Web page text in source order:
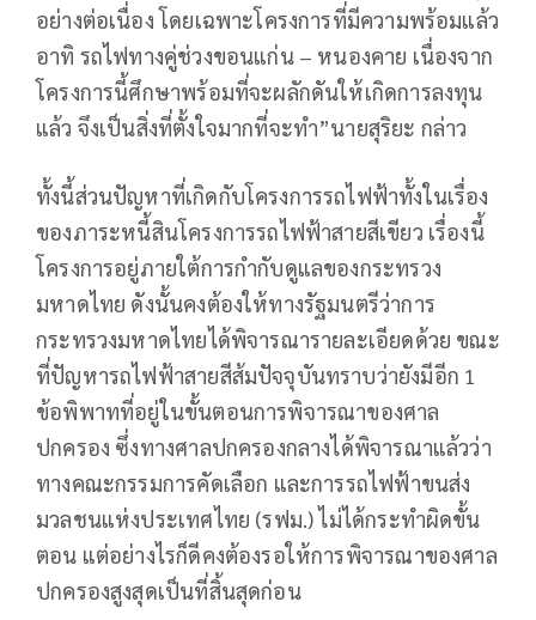
อย่างต่อเนื่อง โดยเฉพาะโครงการที่มีความพร้อมแล้ว
อาทิ รถไฟทางคู่ช่วงขอนแก่น – หนองคาย เนื่องจาก
โครงการนี้ศึกษาพร้อมที่จะผลักดันให้เกิดการลงทุน
แล้ว จึงเป็นสิ่งที่ตั้งใจมากที่จะทำ”นายสุริยะ กล่าว
ทั้งนี้ส่วนปัญหาที่เกิดกับโครงการรถไฟฟ้าทั้งในเรื่อง
ของภาระหนี้สินโครงการรถไฟฟ้าสายสีเขียว เรื่องนี้
โครงการอยู่ภายใต้การกำกับดูแลของกระทรวง
มหาดไทย ดังนั้นคงต้องให้ทางรัฐมนตรีว่าการ
กระทรวงมหาดไทยได้พิจารณารายละเอียดด้วย ขณะ
ที่ปัญหารถไฟฟ้าสายสีส้มปัจจุบันทราบว่ายังมีอีก 1
ข้อพิพาทที่อยู่ในขั้นตอนการพิจารณาของศาล
ปกครอง ซึ่งทางศาลปกครองกลางได้พิจารณาแล้วว่า
ทางคณะกรรมการคัดเลือก และการรถไฟฟ้าขนส่ง
มวลชนแห่งประเทศไทย (รฟม.) ไม่ได้กระทำผิดขั้น
ตอน แต่อย่างไรก็ดีคงต้องรอให้การพิจารณาของศาล
ปกครองสูงสุดเป็นที่สิ้นสุดก่อน